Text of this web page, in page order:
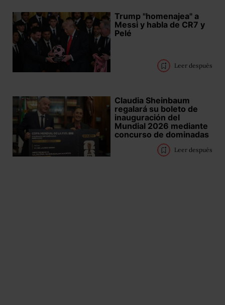
Trump "homenajea" a
Messi y habla de CR7 y
Pelé
Leer después
Claudia Sheinbaum
regalará su boleto de
inauguración del
Mundial 2026 mediante
concurso de dominadas
Leer después